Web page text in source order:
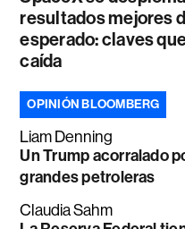
resultados mejores
esperado: claves
caída
OPINIÓN BLOOMBERG
Liam Denning
Un Trump acorralado
grandes petroleras
Claudia Sahm